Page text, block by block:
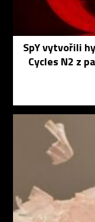
SpY vytvořili
Cycles N2 z